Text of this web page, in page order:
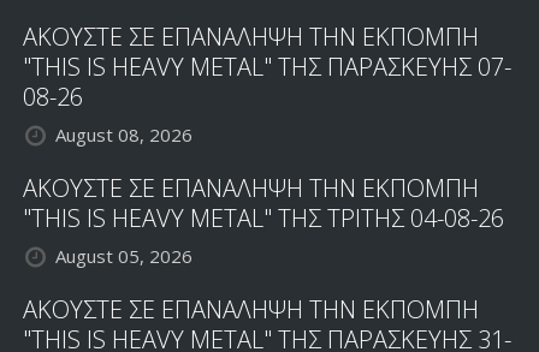
ΑΚΟΥΣΤΕ ΣΕ ΕΠΑΝΑΛΗΨΗ ΤΗΝ ΕΚΠΟΜΠΗ
"THIS IS HEAVY METAL" ΤΗΣ ΠΑΡΑΣΚΕΥΗΣ 07-
08-26
August 08, 2026
ΑΚΟΥΣΤΕ ΣΕ ΕΠΑΝΑΛΗΨΗ ΤΗΝ ΕΚΠΟΜΠΗ
"THIS IS HEAVY METAL" ΤΗΣ ΤΡΙΤΗΣ 04-08-26
August 05, 2026
ΑΚΟΥΣΤΕ ΣΕ ΕΠΑΝΑΛΗΨΗ ΤΗΝ ΕΚΠΟΜΠΗ
"THIS IS HEAVY METAL" ΤΗΣ ΠΑΡΑΣΚΕΥΗΣ 31-